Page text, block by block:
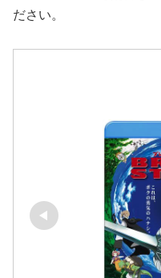
ださい。